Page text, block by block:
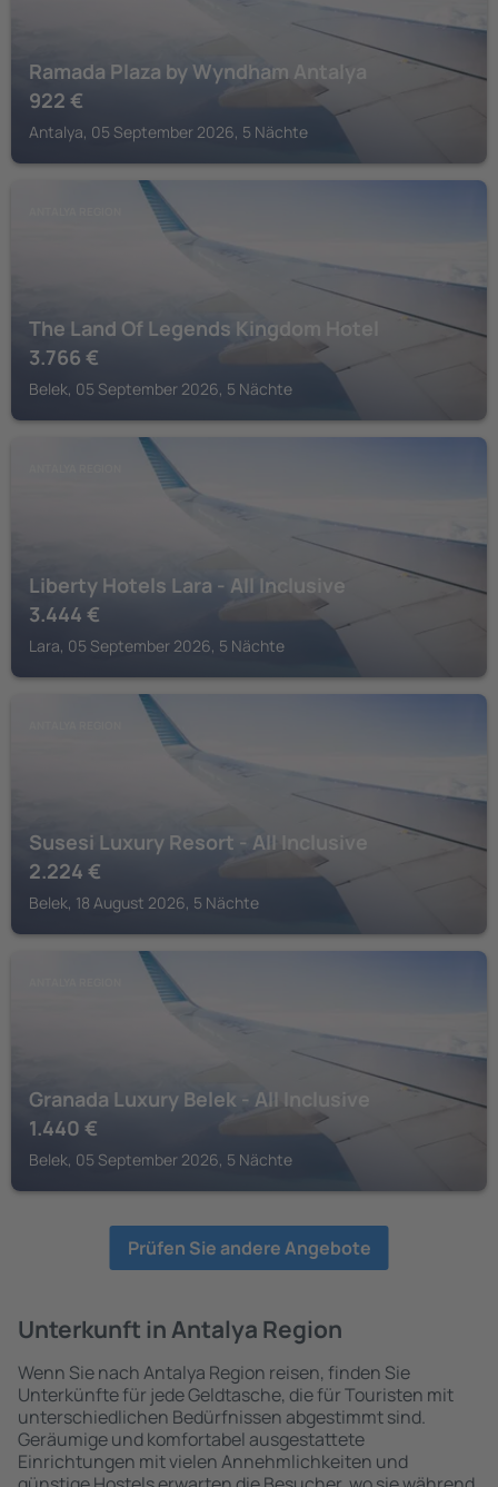
Ramada Plaza by Wyndham Antalya
922 €
Antalya, 05 September 2026, 5 Nächte
The Land Of Legends Kingdom Hotel
3.766 €
Belek, 05 September 2026, 5 Nächte
Liberty Hotels Lara - All Inclusive
3.444 €
Lara, 05 September 2026, 5 Nächte
Susesi Luxury Resort - All Inclusive
2.224 €
Belek, 18 August 2026, 5 Nächte
Granada Luxury Belek - All Inclusive
1.440 €
Belek, 05 September 2026, 5 Nächte
Prüfen Sie andere Angebote
Unterkunft in Antalya Region
Wenn Sie nach Antalya Region reisen, finden Sie
Unterkünfte für jede Geldtasche, die für Touristen mit
unterschiedlichen Bedürfnissen abgestimmt sind.
Geräumige und komfortabel ausgestattete
Einrichtungen mit vielen Annehmlichkeiten und